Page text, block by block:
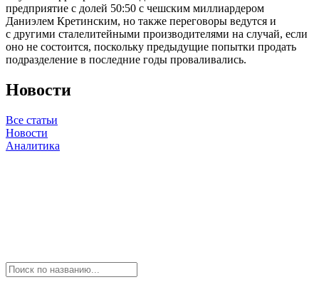
предприятие с долей 50:50 с чешским миллиардером
Даниэлем Кретинским, но также переговоры ведутся и
с другими сталелитейными производителями на случай, если
оно не состоится, поскольку предыдущие попытки продать
подразделение в последние годы проваливались.
Новости
Все статьи
Новости
Аналитика